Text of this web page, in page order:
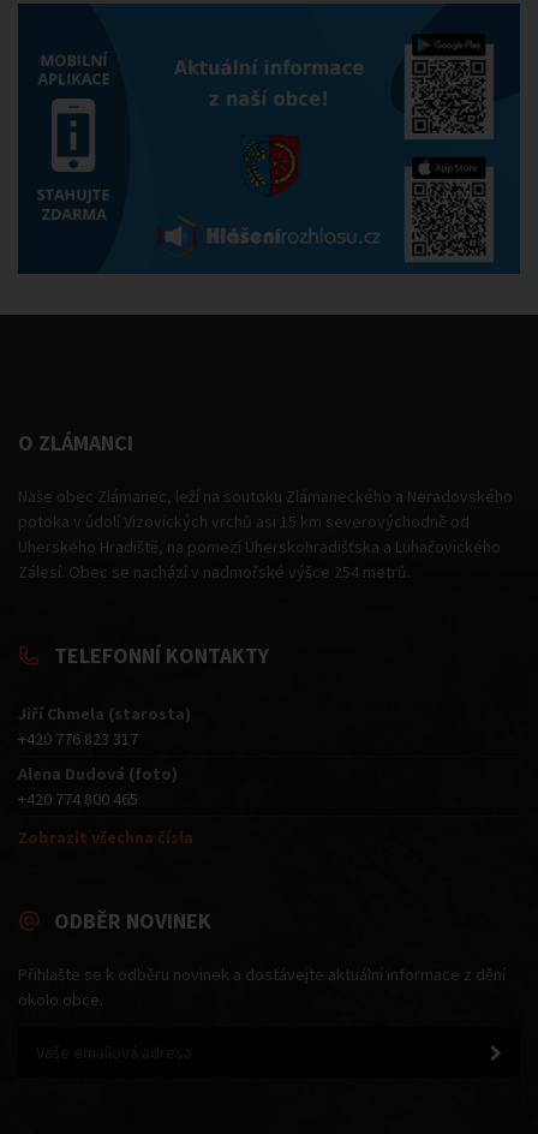
O ZLÁMANCI
Naše obec Zlámanec, leží na soutoku Zlámaneckého a Neradovského
potoka v údolí Vizovických vrchů asi 15 km severovýchodně od
Uherského Hradiště, na pomezí Uherskohradišťska a Luhačovického
Zálesí. Obec se nachází v nadmořské výšce 254 metrů.
TELEFONNÍ KONTAKTY
Jiří Chmela (starosta)
+420 776 823 317
Alena Dudová (foto)
+420 774 800 465
Zobrazit všechna čísla
ODBĚR NOVINEK
Přihlašte se k odběru novinek a dostávejte aktuální informace z dění
okolo obce.